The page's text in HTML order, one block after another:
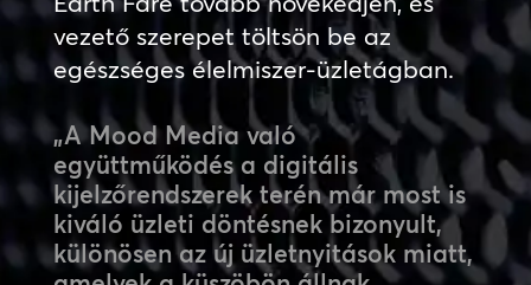
vezető szerepet töltsön be az
egészséges élelmiszer-üzletágban.
„A Mood Media való
együttműködés a digitális
kijelzőrendszerek terén már most is
kiváló üzleti döntésnek bizonyult,
különösen az új üzletnyitások miatt,